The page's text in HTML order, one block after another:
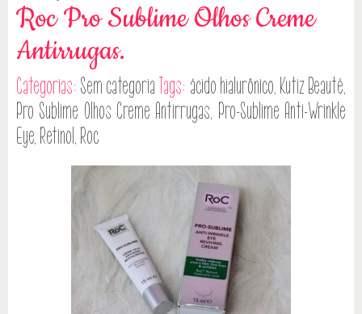
Roc Pro Sublime Olhos Creme
Antirrugas.
Categorias: Sem categoria Tags: ácido hialurônico, Kutiz Beauté,
Pro Sublime Olhos Creme Antirrugas, Pro-Sublime Anti-Wrinkle
Eye, Retinol, Roc